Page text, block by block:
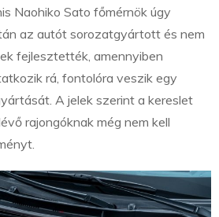
Naohiko Sato főmérnök úgy
az autót sorozatgyártott és nem
fejlesztették, amennyiben
rá, fontolóra veszik egy
A jelek szerint a kereslet
rajongóknak még nem kell